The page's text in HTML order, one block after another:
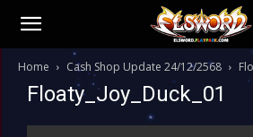
Home Cash Shop Update 24/12/2568
Floaty_Joy_Duck_01